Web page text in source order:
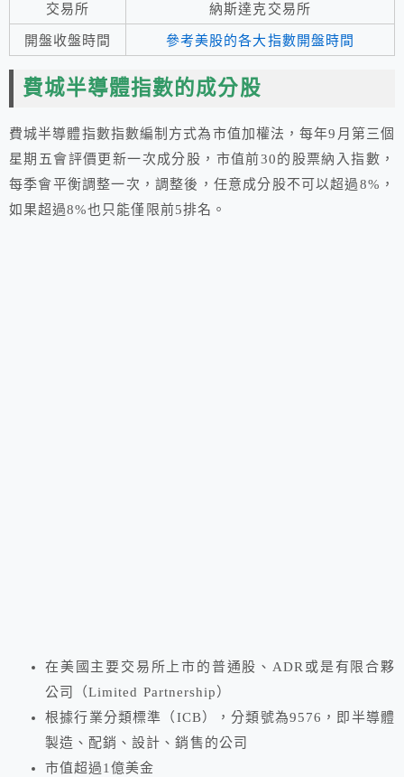
交易所 納斯達克交易所
開盤收盤時間 參考美股的各大指數開盤時間
費城半導體指數的成分股
費城半導體指數指數編制方式為市值加權法，每年9月第三個
星期五會評價更新一次成分股，市值前30的股票納入指數，
每季會平衡調整一次，調整後，任意成分股不可以超過8%，
如果超過8%也只能僅限前5排名。
在美國主要交易所上市的普通股、ADR或是有限合夥
公司（Limited Partnership）
根據行業分類標準（ICB），分類號為9576，即半導體
製造、配銷、設計、銷售的公司
市值超過1億美金